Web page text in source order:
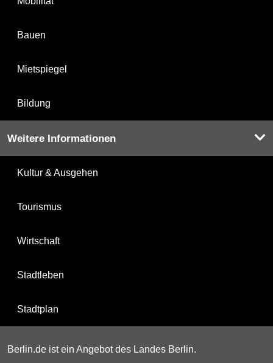
Bauen
Mietspiegel
Bildung
Weitere Informationen
Kultur & Ausgehen
Tourismus
Wirtschaft
Stadtleben
Stadtplan
Berlin.de ist ein Angebot des Landes Berlin.